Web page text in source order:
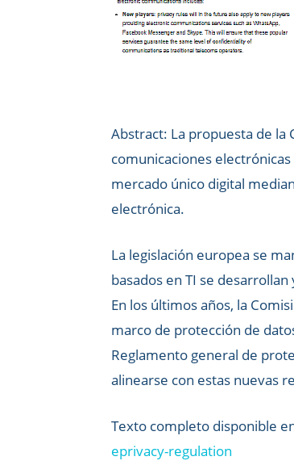
Abstract: La propuesta de la
comunicaciones
mercado único digital
electrónica.
La legislación europea se
basados en TI se
En los últimos años, la
marco de protección de
Reglamento general de
alinearse con estas nuevas
Texto completo disponible
eprivacy-regulation